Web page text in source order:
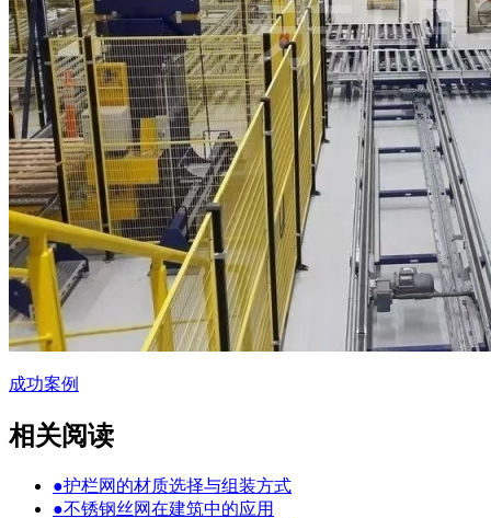
成功案例
相关阅读
●护栏网的材质选择与组装方式
●不锈钢丝网在建筑中的应用